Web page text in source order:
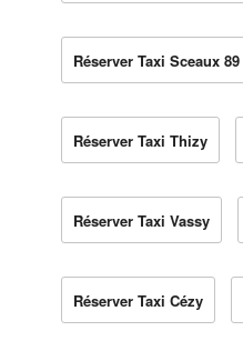
Réserver Taxi Sceaux 89
Réserver Taxi Thizy
Réserver Taxi Vassy
Réserver Taxi Cézy